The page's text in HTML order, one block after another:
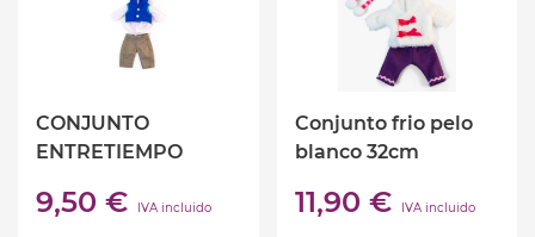
CONJUNTO
ENTRETIEMPO
9,50 € IVA incluido
Conjunto frio pelo
blanco 32cm
11,90 € IVA incluido